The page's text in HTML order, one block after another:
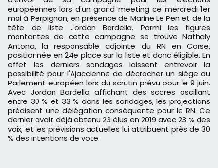
européennes lors d'un grand meeting ce mercredi 1er
mai à Perpignan, en présence de Marine Le Pen et de la
tête de liste Jordan Bardella. Parmi les figures
montantes de cette campagne se trouve Nathaly
Antona, la responsable adjointe du RN en Corse,
positionnée en 24e place sur la liste et donc éligible. En
effet les derniers sondages laissent entrevoir la
possibilité pour l'Ajaccienne de décrocher un siège au
Parlement européen lors du scrutin prévu pour le 9 juin.
Avec Jordan Bardella affichant des scores oscillant
entre 30 % et 33 % dans les sondages, les projections
prédisent une délégation conséquente pour le RN. Ce
dernier avait déjà obtenu 23 élus en 2019 avec 23 % des
voix, et les prévisions actuelles lui attribuent près de 30
% des intentions de vote.